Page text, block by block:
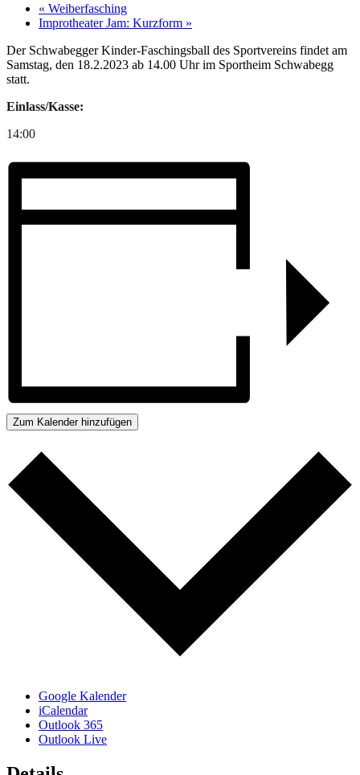
« Weiberfasching
Improtheater Jam: Kurzform »
Der Schwabegger Kinder-Faschingsball des Sportvereins findet am
Samstag, den 18.2.2023 ab 14.00 Uhr im Sportheim Schwabegg
statt.
Einlass/Kasse:
14:00
Zum Kalender hinzufügen
Google Kalender
iCalendar
Outlook 365
Outlook Live